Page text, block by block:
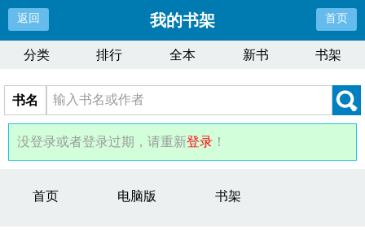
返回 我的书架 首页
分类 排行 全本 新书 书架
书名
没登录或者登录过期，请重新登录 ！
首页 电脑版 书架